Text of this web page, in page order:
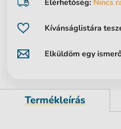
Kívánságlistára
Elküldöm egy
Elérhetőség: Nincs
Termékleírás